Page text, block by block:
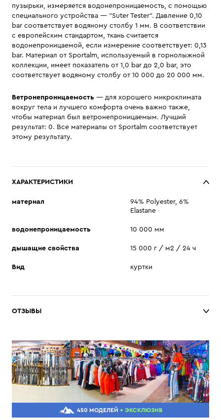
пузырьки, измеряется водонепроницаемость, с помощью
специального устройства — "Suter Tester". Давление 0,10
bar соответствует водяному столбу 1 мм. В соответствии
с европейским стандартом, ткань считается
водонепроницаемой, если измерение соответствует: 0,13
bar. Материал от Sportalm, используемый в горнолыжной
коллекции, имеет показатель от 1,0 bar до 2,0 bar, это
соответствует водяному столбу от 10 000 до 20 000 мм.
Ветронепроницаемость — для хорошего микроклимата
вокруг тела и лучшего комфорта очень важно также,
чтобы материал был ветронепроницаемым. Лучший
результат: 0. Все материалы от Sportalm соответствует
этому результату.
ХАРАКТЕРИСТИКИ
материал
94% Polyester, 6%
Elastane
водонепроницаемость 10 000 мм
дышащие свойства 15 000 г / м2 / 24 ч
Вид куртки
ОТЗЫВЫ
450 МОДЕЛЕЙ + ЭКСКЛЮЗИВ